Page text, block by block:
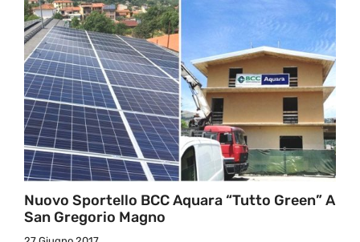
Nuovo Sportello BCC Aquara “tutto Green” A
San Gregorio Magno